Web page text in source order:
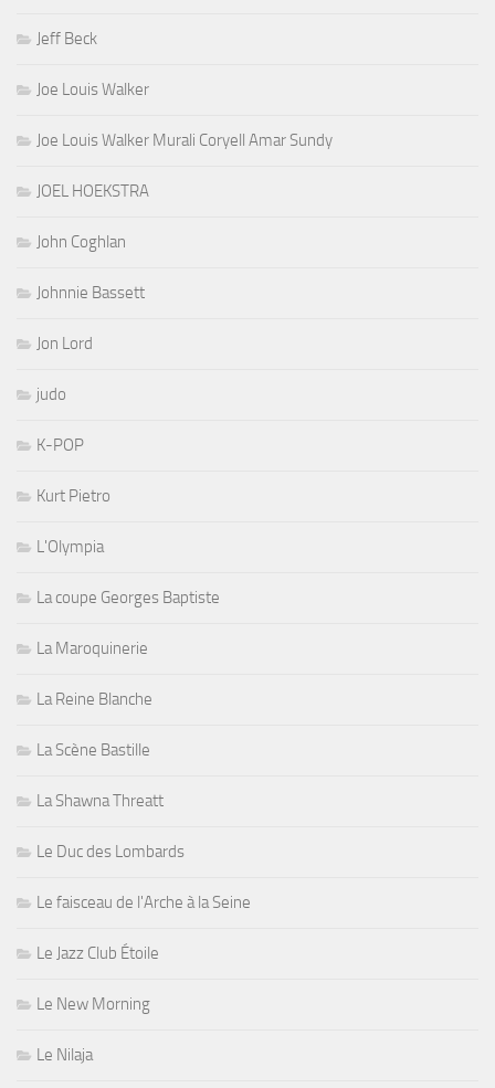
Jeff Beck
Joe Louis Walker
Joe Louis Walker Murali Coryell Amar Sundy
JOEL HOEKSTRA
John Coghlan
Johnnie Bassett
Jon Lord
judo
K-POP
Kurt Pietro
L'Olympia
La coupe Georges Baptiste
La Maroquinerie
La Reine Blanche
La Scène Bastille
La Shawna Threatt
Le Duc des Lombards
Le faisceau de l'Arche à la Seine
Le Jazz Club Étoile
Le New Morning
Le Nilaja